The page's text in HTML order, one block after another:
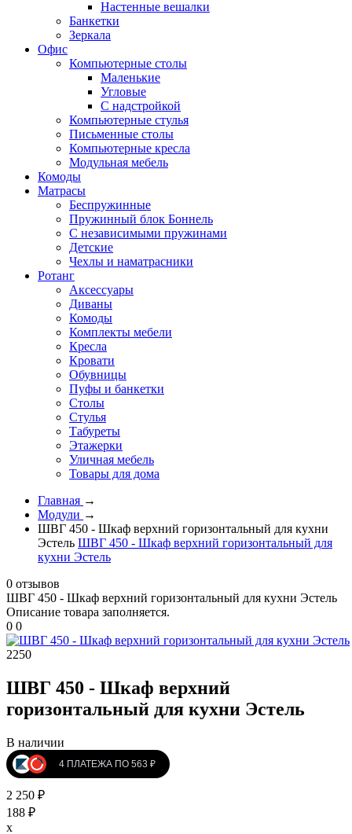
Настенные вешалки
Банкетки
Зеркала
Офис
Компьютерные столы
Маленькие
Угловые
С надстройкой
Компьютерные стулья
Письменные столы
Компьютерные кресла
Модульная мебель
Комоды
Матрасы
Беспружинные
Пружинный блок Боннель
С независимыми пружинами
Детские
Чехлы и наматрасники
Ротанг
Аксессуары
Диваны
Комоды
Комплекты мебели
Кресла
Кровати
Обувницы
Пуфы и банкетки
Столы
Стулья
Табуреты
Этажерки
Уличная мебель
Товары для дома
Главная →
Модули →
ШВГ 450 - Шкаф верхний горизонтальный для кухни
Эстель ШВГ 450 - Шкаф верхний горизонтальный для
кухни Эстель
0 отзывов
ШВГ 450 - Шкаф верхний горизонтальный для кухни Эстель
Описание товара заполняется.
0 0
2250
ШВГ 450 - Шкаф верхний
горизонтальный для кухни Эстель
В наличии
4 ПЛАТЕЖА ПО 563 ₽
2 250 ₽
188 ₽
x